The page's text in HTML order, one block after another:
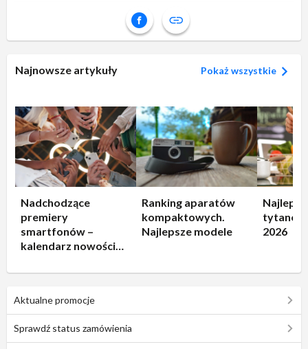
Najnowsze artykuły Pokaż wszystkie
Nadchodzące
premiery
smartfonów –
kalendarz nowości
Ranking aparatów
kompaktowych.
Najlepsze modele
2026
Aktualne promocje
Sprawdź status zamówienia